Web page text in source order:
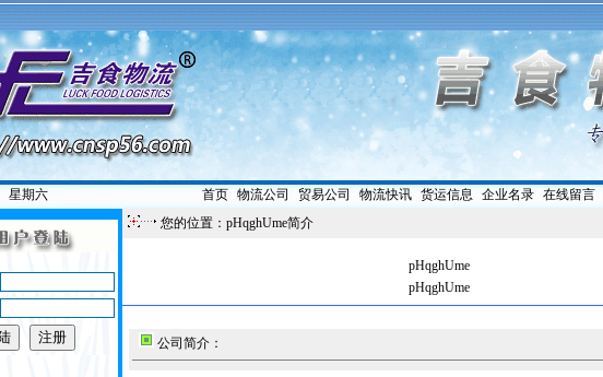
星期六 首页| 物流公司 贸易公司 物流快讯| 货运信息 企业名录| 在线留言|
您的位置：pHqghUme简介
pHqghUme
pHqghUme
公司简介：